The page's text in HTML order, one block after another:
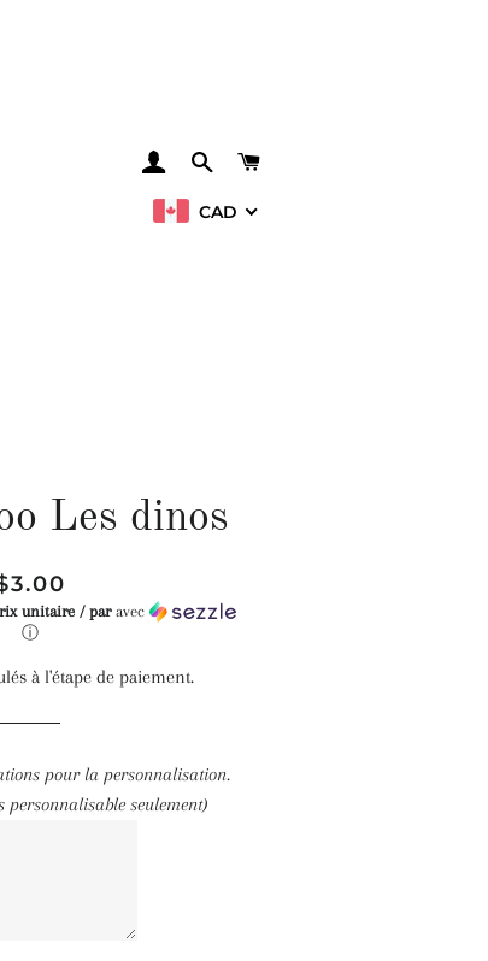
SE CONNECTER
RECHERCHER
CAD
Les dinos
unitaire / paravec
ⓘ
à l'étape de paiement.
pour la personnalisation.
personnalisable seulement)